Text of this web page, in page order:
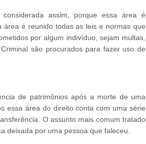
assim, porque essa área é
é reunido todas as leis e normas que
por algum indivíduo, sejam multas,
são procurados para fazer uso de
de patrimônios após a morte de uma
essa área do direito conta com uma série
O assunto mais comum tratado
deixada por uma pessoa que faleceu.